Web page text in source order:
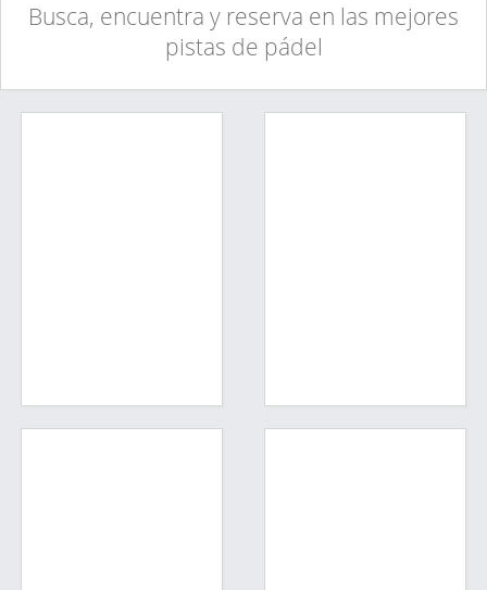
Busca, encuentra y reserva en las mejores
pistas de pádel